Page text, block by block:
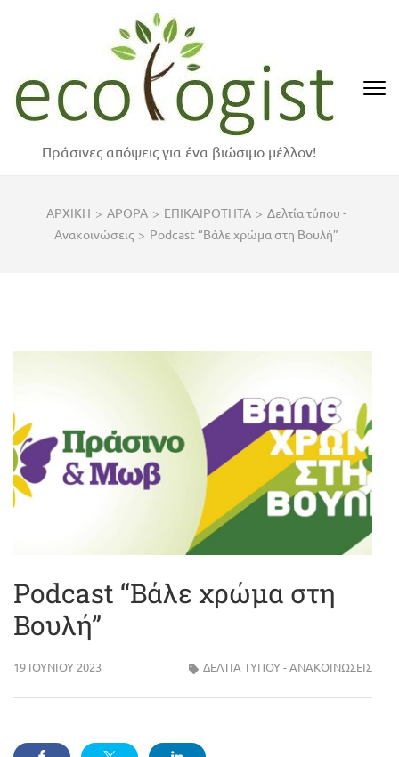
Enter)
Πράσινες απόψεις για ένα βιώσιμο μέλλον!
ΑΡΧΙΚΗ > ΑΡΘΡΑ > ΕΠΙΚΑΙΡΟΤΗΤΑ > Δελτία τύπου -
Ανακοινώσεις > Podcast “Βάλε χρώμα στη Βουλή”
Podcast “Βάλε χρώμα στη
Βουλή”
19 ΙΟΥΝΊΟΥ 2023 ΔΕΛΤΊΑ ΤΎΠΟΥ - ΑΝΑΚΟΙΝΏΣΕΙΣ